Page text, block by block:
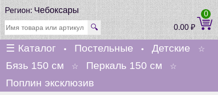
Регион:Чебоксары
🔍 0.00₽
0
☰ Каталог • Постельные • Детские ☆
Бязь 150 см ☆ Перкаль 150 см ☆
Поплин эксклюзив